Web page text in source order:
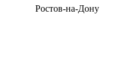
Ростов-на-Дону